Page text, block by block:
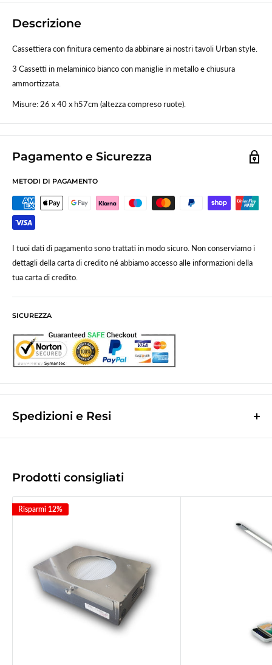
Descrizione
Cassettiera con finitura cemento da abbinare ai nostri tavoli Urban style.
3 Cassetti in melaminico bianco con maniglie in metallo e chiusura
ammortizzata.
Misure: 26 x 40 x h57cm (altezza compreso ruote).
Pagamento e Sicurezza
METODI DI PAGAMENTO
I tuoi dati di pagamento sono trattati in modo sicuro. Non conserviamo i
dettagli della carta di credito né abbiamo accesso alle informazioni della
tua carta di credito.
SICUREZZA
Spedizioni e Resi
Le spese di spedizione sono a contributo fisso di10,0€e vengono
(Spese di spedizione gratuite per ordini superiori a
La merce viene di norma spedita il giorno lavorativo successivo a quello
Tempo di recapito1/2gglavorativi successivi a quello della spedizione
2/3gg per le Isole).
Il giorno successivo alla spedizione vi verrà inviata una mail col codice
tracciatura del corriere.
Prodotti consigliati
Risparmi 12%